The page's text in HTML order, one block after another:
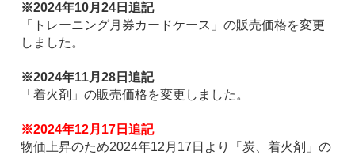
※2024年10月24日追記
「トレーニング月券カードケース」の販売価格を変更
しました。
※2024年11月28日追記
「着火剤」の販売価格を変更しました。
※2024年12月17日追記
物価上昇のため2024年12月17日より「炭、着火剤」の